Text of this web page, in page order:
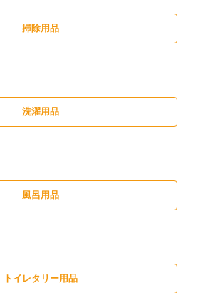
掃除用品
洗濯用品
風呂用品
トイレタリー用品